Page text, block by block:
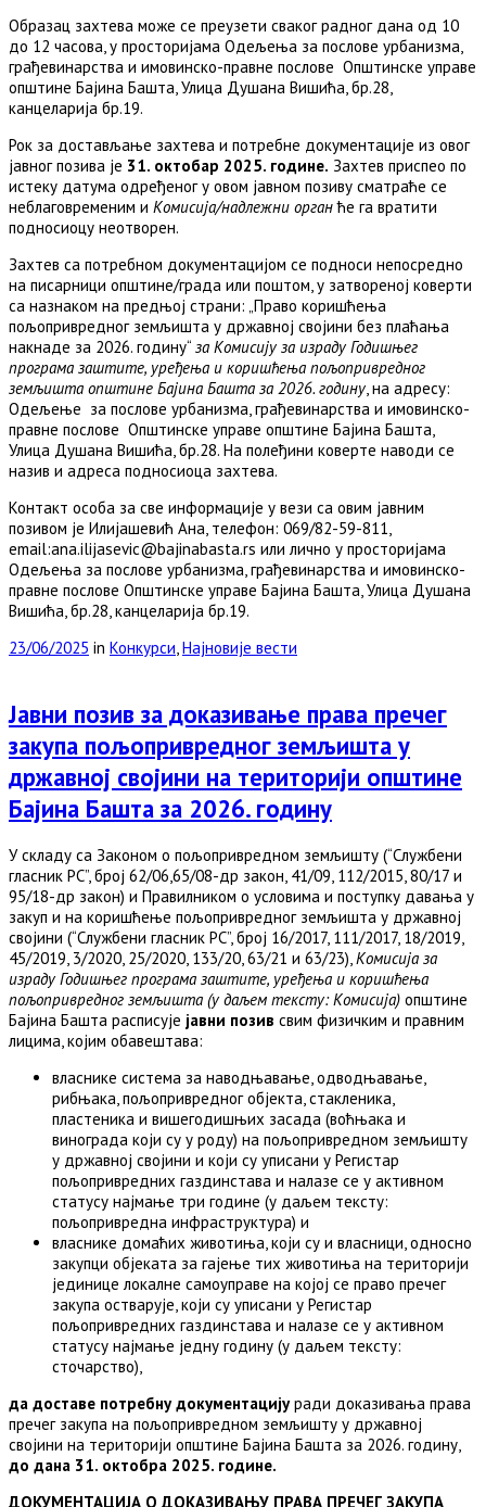
Образац захтева може се преузети сваког радног дана од 10
до 12 часова, у просторијама Одељења за послове урбанизма,
грађевинарства и имовинско-правне послове Општинске управе
општине Бајина Башта, Улица Душана Вишића, бр.28,
канцеларија бр.19.
Рок за достављање захтева и потребне документације из овог
јавног позива је 31. октобар 2025. године. Захтев приспео по
истеку датума одређеног у овом јавнoм позиву сматраће се
неблаговременим и Комисија/надлежни органће га вратити
подносиоцу неотворен.
Захтев са потребном документацијом се подноси непосредно
на писарници општине/града или поштом, у затвореној коверти
са назнаком на предњој страни: „Право коришћења
пољопривредног земљишта у државној својини без плаћања
накнаде за 2026. годину“ за Комисију за израду Годишњег
програма заштите, уређења и коришћења пољопривредног
земљишта општине Бајина Башта за 2026. годину, на адресу:
Одељење за послове урбанизма, грађевинарства и имовинско-
правне послове Општинске управе општине Бајина Башта,
Улица Душана Вишића, бр.28. На полеђини коверте наводи се
назив и адреса подносиоца захтева.
Контакт особа за све информације у вези са овим јавним
позивом је Илијашевић Ана, телефон: 069/82-59-811,
email:ana.ilijasevic@bajinabasta.rs или лично у просторијама
Одељења за послове урбанизма, грађевинарства и имовинско-
правне послове Општинске управе Бајина Башта, Улица Душана
Вишића, бр.28, канцеларија бр.19.
23/06/2025 in Конкурси Најновије вести
Јавни позив за доказивање права пречег
закупа пољопривредног земљишта у
државној својини на територији општине
Бајина Башта за 2026. годину
У складу са Законом о пољопривредном земљишту (“Службени
гласник РС”, број 62/06,65/08-др закон, 41/09, 112/2015, 80/17 и
95/18-др закон) и Правилником о условима и поступку давања у
закуп и на коришћење пољопривредног земљишта у државној
својини (“Службени гласник РС”, број 16/2017, 111/2017, 18/2019,
45/2019, 3/2020, 25/2020, 133/20, 63/21 и 63/23),Комисија за
израду Годишњег програма заштите, уређења и коришћења
пољопривредног земљишта (у даљем тексту: Комисија) општине
Бајина Башта расписује јавни позив свим физичким и правним
лицима, којим обавештава:
власнике система за наводњавање, одводњавање,
рибњака, пољопривредног објекта, стакленика,
пластеника и вишегодишњих засада (воћњака и
винограда који су у роду) на пољопривредном земљишту
у државној својини и који су уписани у Регистар
пољопривредних газдинстава и налазе се у активном
статусу најмање три године (у даљем тексту:
пољопривредна инфраструктура) и
власнике домаћих животиња, који су и власници, односно
закупци објеката за гајење тих животиња на територији
јединице локалне самоуправе на којој се право пречег
закупа остварује, који су уписани у Регистар
пољопривредних газдинстава и налазе се у активном
статусу најмање једну годину (у даљем тексту:
сточарство),
да доставе потребну документацијуради доказивања права
пречег закупа на пољопривредном земљишту у државној
својини на територији општине Бајина Башта за 2026. годину,
до дана 31. октобра 2025. године.
ДОКУМЕНТАЦИЈА О ДОКАЗИВАЊУ ПРАВА ПРЕЧЕГ ЗАКУПА